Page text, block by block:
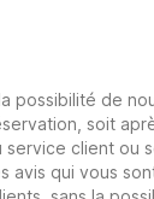
possibilité de
soit
service client ou
avis qui vous